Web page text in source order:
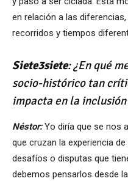
en relación a las
recorridos y tiempos
Siete3siete: ¿En qué
socio-histórico tan
impacta en la
Néstor:Yo diría que se nos
que cruzan la experiencia
desafíos o disputas que
debemos pensarlos desde